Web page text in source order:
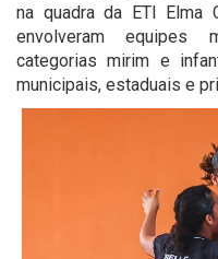
na quadra da ETI Elma
envolveram equipes
categorias mirim e
municipais, estaduais e